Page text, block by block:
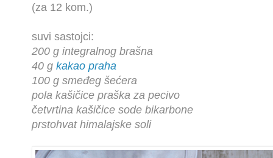
(za 12 kom.)
suvi sastojci:
200 g integralnog brašna
40 g kakao praha
100 g smeđeg šećera
pola kašičice praška za pecivo
četvrtina kašičice sode bikarbone
prstohvat himalajske soli